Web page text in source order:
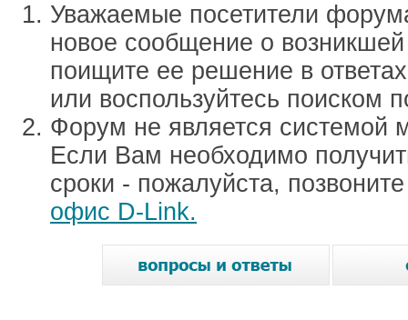
Уважаемые посетители
новое сообщение о
поищите ее решение в
или воспользуйтесь поиском
Форум не является системой
Если Вам необходимо
сроки - пожалуйста,
офис D-Link.